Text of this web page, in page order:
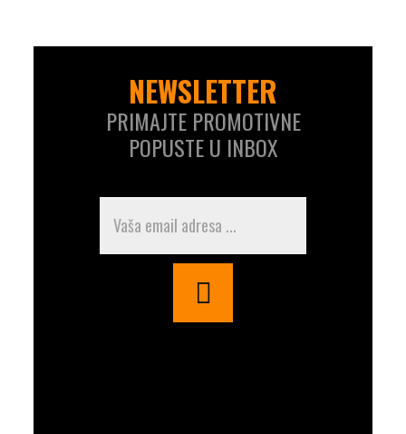
NEWSLETTER
PRIMAJTE PROMOTIVNE
POPUSTE U INBOX